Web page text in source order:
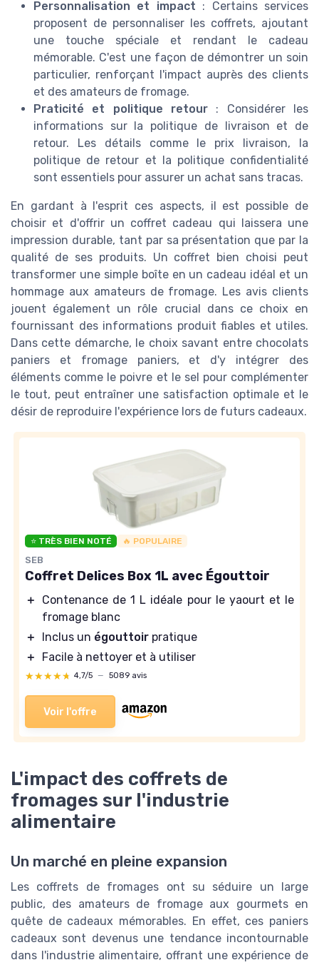
Personnalisation et impact : Certains services
proposent de personnaliser les coffrets, ajoutant
une touche spéciale et rendant le cadeau
mémorable. C'est une façon de démontrer un soin
particulier, renforçant l'impact auprès des clients
et des amateurs de fromage.
Praticité et politique retour : Considérer les
informations sur la politique de livraison et de
retour. Les détails comme le prix livraison, la
politique de retour et la politique confidentialité
sont essentiels pour assurer un achat sans tracas.
En gardant à l'esprit ces aspects, il est possible de
choisir et d'offrir un coffret cadeau qui laissera une
impression durable, tant par sa présentation que par la
qualité de ses produits. Un coffret bien choisi peut
transformer une simple boîte en un cadeau idéal et un
hommage aux amateurs de fromage. Les avis clients
jouent également un rôle crucial dans ce choix en
fournissant des informations produit fiables et utiles.
Dans cette démarche, le choix savant entre chocolats
paniers et fromage paniers, et d'y intégrer des
éléments comme le poivre et le sel pour complémenter
le tout, peut entraîner une satisfaction optimale et le
désir de reproduire l'expérience lors de futurs cadeaux.
⭐ TRÈS BIEN NOTÉ 🔥 POPULAIRE
SEB
Coffret Delices Box 1L avec Égouttoir
＋
Contenance de 1 L idéale pour le yaourt et le
fromage blanc
＋
Inclus un égouttoir pratique
＋
Facile à nettoyer et à utiliser
★★★★★
★★★★★ 4,7/5 — 5089 avis
Voir l'offre
L'impact des coffrets de
fromages sur l'industrie
alimentaire
Un marché en pleine expansion
Les coffrets de fromages ont su séduire un large
public, des amateurs de fromage aux gourmets en
quête de cadeaux mémorables. En effet, ces paniers
cadeaux sont devenus une tendance incontournable
dans l'industrie alimentaire, offrant une expérience de